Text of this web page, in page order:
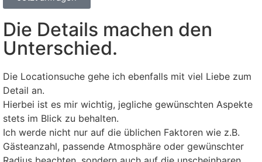
Die Details machen den
Unterschied.
Die Locationsuche gehe ich ebenfalls mit viel Liebe zum
Detail an.
Hierbei ist es mir wichtig, jegliche gewünschten Aspekte
stets im Blick zu behalten.
Ich werde nicht nur auf die üblichen Faktoren wie z.B.
Gästeanzahl, passende Atmosphäre oder gewünschter